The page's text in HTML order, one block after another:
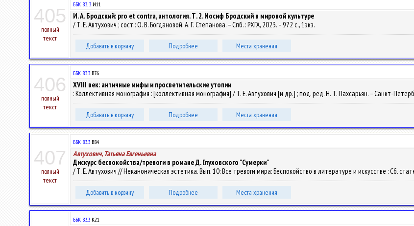
405
полный
текст
ББК 83. 3 И11
И. А. Бродский: pro et contra, антология. Т. 2. Иосиф Бродский в мировой культуре
/ Т. Е. Автухович ; сост.: О. В. Богдановой, А. Г. Степанова. – Спб. : РХГА, 2023. – 972 с., 1экз.
Добавить в корзину Подробнее Места хранения
406
полный
текст
ББК 83.3 В76
XVIII век: античные мифы и просветительские утопии
: Коллективная монография : [коллективная монография] / Т. Е. Автухович [и др.] ; под. ред. Н. Т. Пахсарьян. – Санкт-
Добавить в корзину Подробнее Места хранения
407
полный
текст
ББК 83.3 В84
Автухович, Татьяна Евгеньевна
Дискурс беспокойства/тревоги в романе Д. Глуховского "Сумерки"
/ Т. Е. Автухович // Неканоническая эстетика. Вып. 10: Все тревоги мира: Беспокойство в литературе и искусстве : Сб.
Добавить в корзину Подробнее Места хранения
ББК 83.3 К21